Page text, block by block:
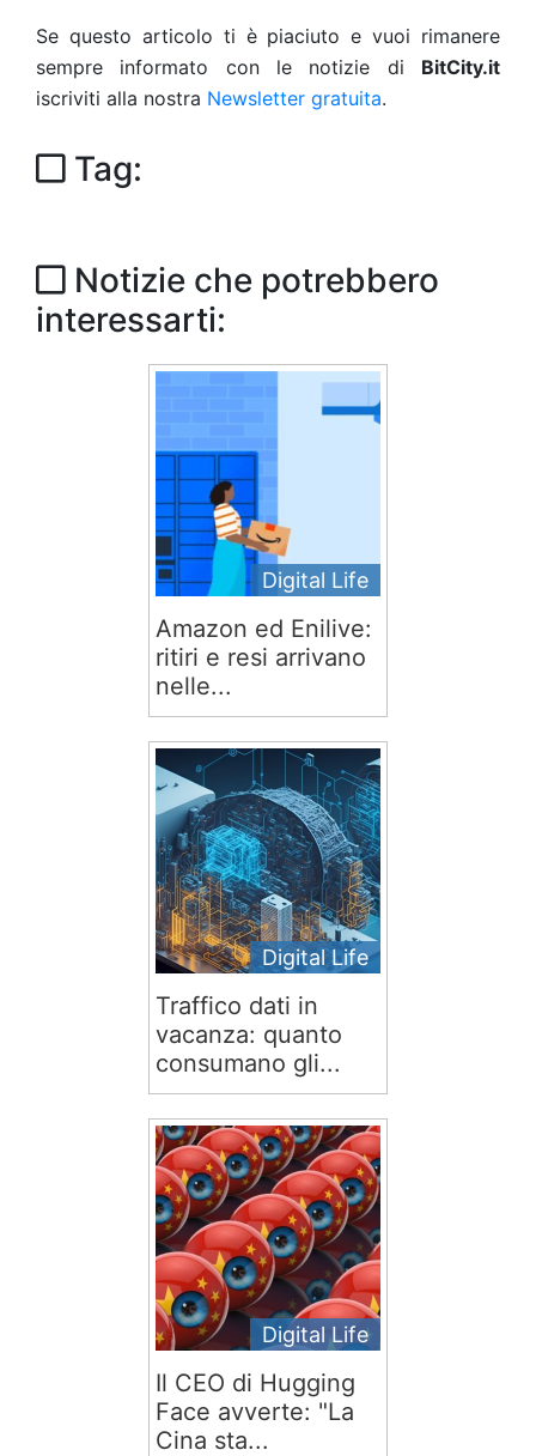
Se questo articolo ti è piaciuto e vuoi rimanere
sempre informato con le notizie di BitCity.it
iscriviti alla nostra Newsletter gratuita.
Tag:
Notizie che potrebbero
interessarti:
Digital Life
Amazon ed Enilive:
ritiri e resi arrivano
nelle...
Digital Life
Traffico dati in
vacanza: quanto
consumano gli...
Digital Life
Il CEO di Hugging
Face avverte: "La
Cina sta...